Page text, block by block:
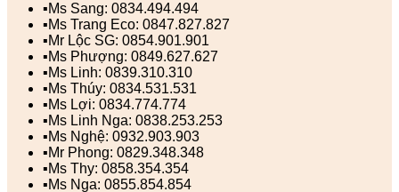
▪️Ms Sang: 0834.494.494
▪️Ms Trang Eco: 0847.827.827
▪️Mr Lộc SG: 0854.901.901
▪️Ms Phượng: 0849.627.627
▪️Ms Linh: 0839.310.310
▪️Ms Thúy: 0834.531.531
▪️Ms Lợi: 0834.774.774
▪️Ms Linh Nga: 0838.253.253
▪️Ms Nghệ: 0932.903.903
▪️Mr Phong: 0829.348.348
▪️Ms Thy: 0858.354.354
▪️Ms Nga: 0855.854.854